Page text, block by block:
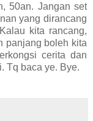
50an. Jangan set
yang dirancang
kita rancang,
panjang boleh kita
cerita dan
Tq baca ye. Bye.